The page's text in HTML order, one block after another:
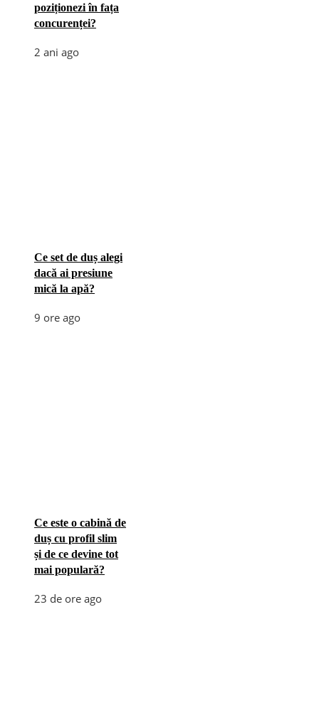
poziționezi în fața
concurenței?
2 ani ago
Ce set de duș alegi
dacă ai presiune
mică la apă?
9 ore ago
Ce este o cabină de
duș cu profil slim
și de ce devine tot
mai populară?
23 de ore ago